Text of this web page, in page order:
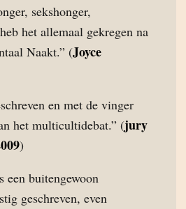
sekshonger,
het allemaal gekregen na
Naakt.” (Joyce
en met de vinger
het multicultidebat.” (jury
)
een buitengewoon
geschreven, even